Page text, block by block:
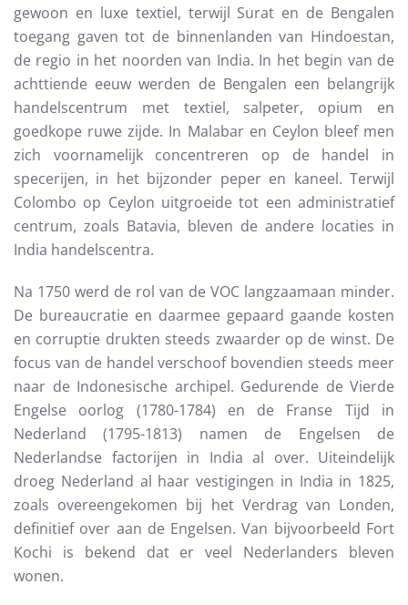
gewoon en luxe textiel, terwijl Surat en de Bengalen
toegang gaven tot de binnenlanden van Hindoestan,
de regio in het noorden van India. In het begin van de
achttiende eeuw werden de Bengalen een belangrijk
handelscentrum met textiel, salpeter, opium en
goedkope ruwe zijde. In Malabar en Ceylon bleef men
zich voornamelijk concentreren op de handel in
specerijen, in het bijzonder peper en kaneel. Terwijl
Colombo op Ceylon uitgroeide tot een administratief
centrum, zoals Batavia, bleven de andere locaties in
India handelscentra.
Na 1750 werd de rol van de VOC langzaamaan minder.
De bureaucratie en daarmee gepaard gaande kosten
en corruptie drukten steeds zwaarder op de winst. De
focus van de handel verschoof bovendien steeds meer
naar de Indonesische archipel. Gedurende de Vierde
Engelse oorlog (1780-1784) en de Franse Tijd in
Nederland (1795-1813) namen de Engelsen de
Nederlandse factorijen in India al over. Uiteindelijk
droeg Nederland al haar vestigingen in India in 1825,
zoals overeengekomen bij het Verdrag van Londen,
definitief over aan de Engelsen. Van bijvoorbeeld Fort
Kochi is bekend dat er veel Nederlanders bleven
wonen.